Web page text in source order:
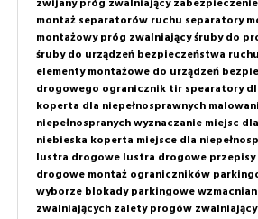
montaż separatorów ruchu separatory
montażowy próg zwalniającyśruby do
śruby do urządzeń bezpieczeństwa
elementy montażowe do urządzeń
drogowego ogranicznik tir spearatory
koperta dla niepełnosprawnych
niepełnospranychwyznaczanie miejsc
niebieska koperta miejsce dla
lustra drogowe lustra drogowe przepisy
drogowe montaż ograniczników
wyborze blokady parkingowe
zwalniających zalety progów